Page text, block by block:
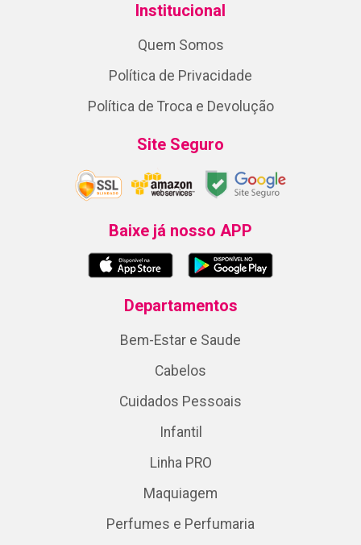
Institucional
Quem Somos
Política de Privacidade
Política de Troca e Devolução
Site Seguro
Baixe já nosso APP
Departamentos
Bem-Estar e Saude
Cabelos
Cuidados Pessoais
Infantil
Linha PRO
Maquiagem
Perfumes e Perfumaria